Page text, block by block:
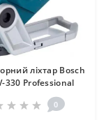
ліхтар Bosch
330 Professional
0